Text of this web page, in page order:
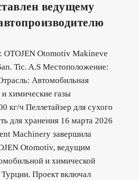
ведущему
OTOJEN Otomotiv Makineve
Tic. A.S Местоположение:
Автомобильная
химические газы
кг/ч Пеллетайзер для сухого
для хранения 16 марта 2026
Machinery завершила
Otomotiv, ведущим
и химической
Турции. Проект включал